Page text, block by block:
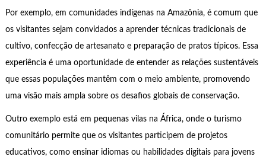
Por exemplo, em comunidades indígenas na Amazônia, é comum que
os visitantes sejam convidados a aprender técnicas tradicionais de
cultivo, confecção de artesanato e preparação de pratos típicos. Essa
experiência é uma oportunidade de entender as relações sustentáveis
que essas populações mantêm com o meio ambiente, promovendo
uma visão mais ampla sobre os desafios globais de conservação.
Outro exemplo está em pequenas vilas na África, onde o turismo
comunitário permite que os visitantes participem de projetos
educativos, como ensinar idiomas ou habilidades digitais para jovens